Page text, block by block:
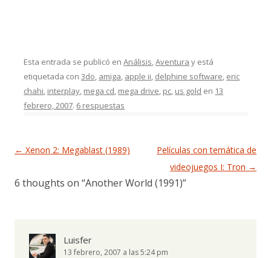
Esta entrada se publicó enAnálisis,Aventura y está
etiquetada con3do, amiga, apple ii, delphine software, eric
chahi, interplay, mega cd, mega drive, pc, us gold en 13
febrero, 2007. 6 respuestas
Navegación de entradas
← Xenon 2: Megablast (1989)
Películas con temática de
videojuegos I: Tron →
6 thoughts on “Another World (1991)”
Luisfer
13 febrero, 2007 a las 5:24 pm